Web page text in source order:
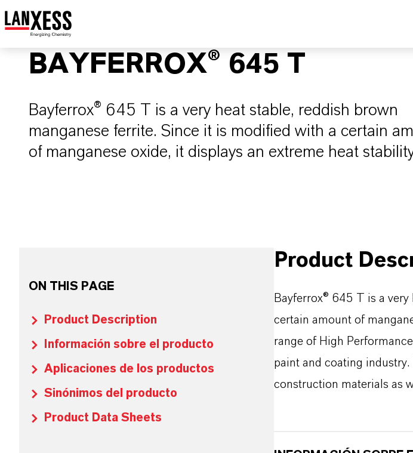
BAYFERROX® 645 T
Bayferrox® 645 T is a very heat stable, reddish brown
manganese ferrite. Since it is modified with a certain
of manganese oxide, it displays an extreme heat
ON THIS PAGE
Product Description
Información sobre el producto
Aplicaciones de los productos
Sinónimos del producto
Product Data Sheets
Product
Bayferrox® 645 T is a
certain amount of
range of High
paint and coating
construction materials as